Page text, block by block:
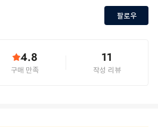
팔로우
4.8
구매 만족
11
작성 리뷰